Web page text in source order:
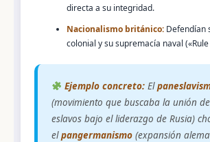
directa a su integridad.
Nacionalismo británico: Defendían
colonial y su supremacía naval
Ejemplo concreto: El
(movimiento que buscaba la unión
eslavos bajo el liderazgo de Rusia)
elpangermanismo (expansión